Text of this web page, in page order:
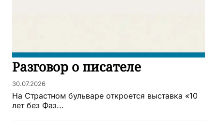
Разговор о писателе
30.07.2026
На Страстном бульваре откроется выставка «10
лет без Фаз...